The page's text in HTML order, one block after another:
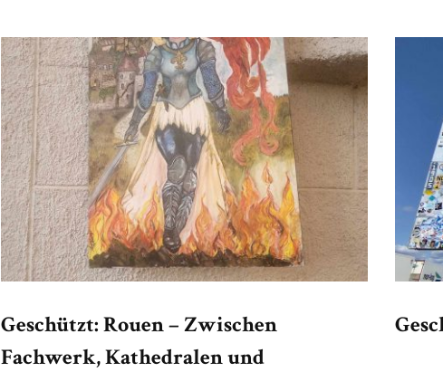
Geschützt: Rouen – Zwischen
Fachwerk, Kathedralen und